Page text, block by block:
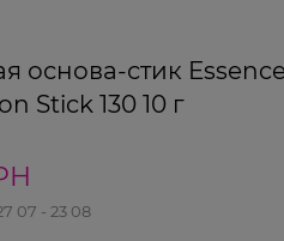
основа-стик Essence
Stick 130 10 г
07 - 23 08